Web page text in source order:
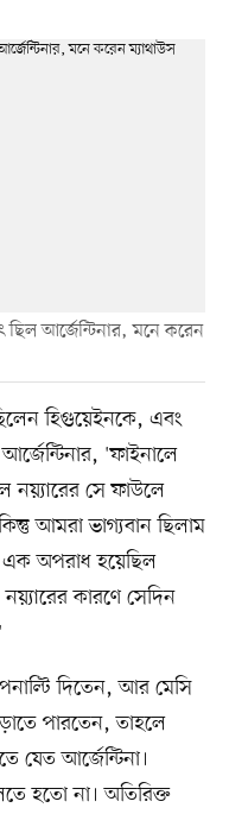
ছিল আর্জেন্টিনার, মনে করেন
হিগুয়েইনকে, এবং
'ফাইনালে
নয়্যারের সে ফাউলে
আমরা ভাগ্যবান ছিলাম
এক অপরাধ হয়েছিল
কারণে সেদিন
দিতেন, আর মেসি
পারতেন, তাহলে
যেত আর্জেন্টিনা।
হতো না। অতিরিক্ত